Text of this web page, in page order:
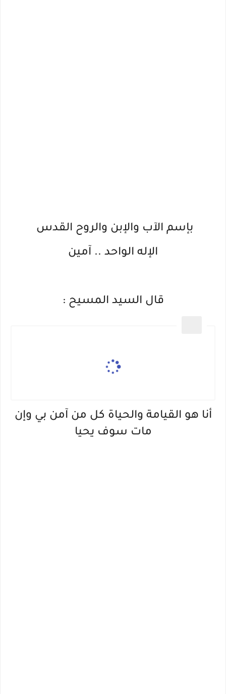
بإسم الآب والإبن والروح القدس
الإله الواحد .. آمين
قال السيد المسيح :
أنا هو القيامة والحياة كل من آمن بي وإن
مات سوف يحيا